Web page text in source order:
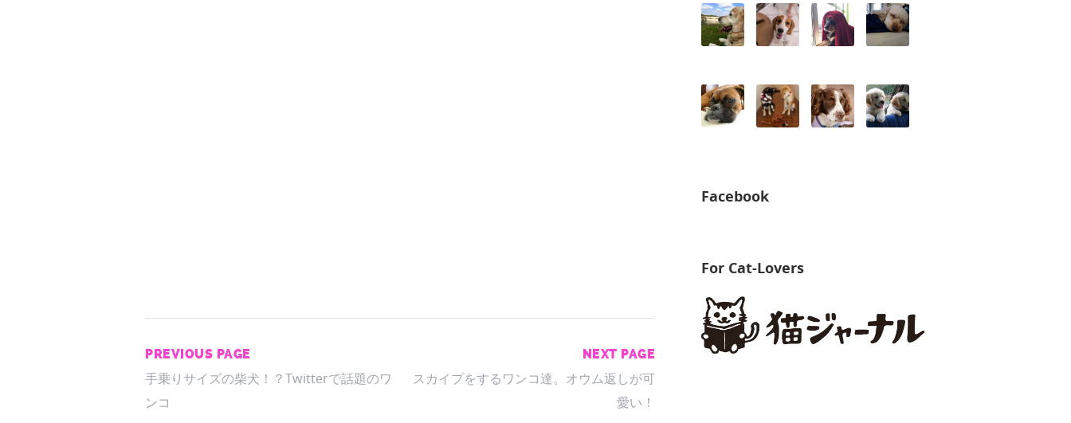
PREVIOUS PAGE
手乗りサイズの柴犬！？Twitterで話題のワ
ンコ
NEXT PAGE
スカイプをするワンコ達。オウム返しが可
愛い！
Facebook
For Cat-Lovers